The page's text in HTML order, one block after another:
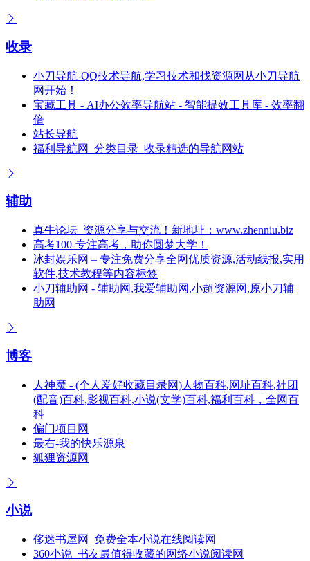
收录
小刀导航-QQ技术导航,学习技术和找资源网从小刀导航
网开始！
宝藏工具 - AI办公效率导航站 - 智能提效工具库 - 效率翻
倍
站长导航
福利导航网_分类目录_收录精选的导航网站
辅助
真牛论坛_资源分享与交流！新地址：www.zhenniu.biz
高考100-专注高考，助你圆梦大学！
冰封娱乐网 – 专注免费分享全网优质资源,活动线报,实用
软件,技术教程等内容标签
小刀辅助网 - 辅助网,我爱辅助网,小超资源网,原小刀辅
助网
博客
人神魔 - (个人爱好收藏目录网)人物百科,网址百科,社团
(配音)百科,影视百科,小说(文学)百科,福利百科，全网百
科
偏门项目网
最右-我的快乐源泉
狐狸资源网
小说
侈迷书屋网_免费全本小说在线阅读网
360小说_书友最值得收藏的网络小说阅读网